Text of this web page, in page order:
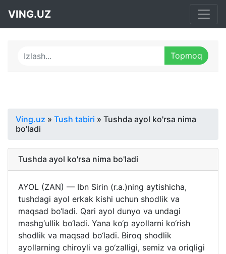
VING.UZ
Ving.uz » Tush tabiri » Tushda ayol ko'rsa nima
bo'ladi
Tushda ayol ko'rsa nima bo'ladi
AYOL (ZAN) — Ibn Sirin (r.a.)ning aytishicha,
tushdagi ayol erkak kishi uchun shodlik va
maqsad bo‘ladi. Qari ayol dunyo va undagi
mashg‘ullik bo‘ladi. Yana ko‘p ayollarni ko‘rish
shodlik va maqsad bo‘ladi. Biroq shodlik
ayollarning chiroyli va go‘zalligi, semiz va oriqligi